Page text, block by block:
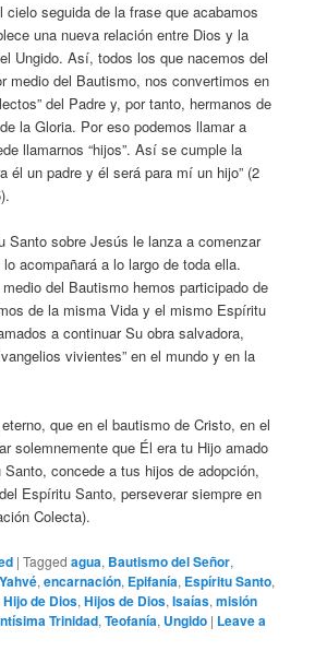
cielo seguida de la frase que acabamos
una nueva relación entre Dios y la
Ungido. Así, todos los que nacemos del
medio del Bautismo, nos convertimos en
del Padre y, por tanto, hermanos de
la Gloria. Por eso podemos llamar a
llamarnos “hijos”. Así se cumple la
él un padre y él será para mí un hijo” (2
Santo sobre Jesús le lanza a comenzar
acompañará a lo largo de toda ella.
del Bautismo hemos participado de
de la misma Vida y el mismo Espíritu
a continuar Su obra salvadora,
vivientes” en el mundo y en la
que en el bautismo de Cristo, en el
solemnemente que Él era tu Hijo amado
concede a tus hijos de adopción,
Espíritu Santo, perseverar siempre en
Colecta).
|Tagged agua, Bautismo del Señor,
,encarnación, Epifanía, Espíritu Santo,
Hijo de Dios,Hijos de Dios,Isaías,misión
Trinidad,Teofanía, Ungido | Leave a